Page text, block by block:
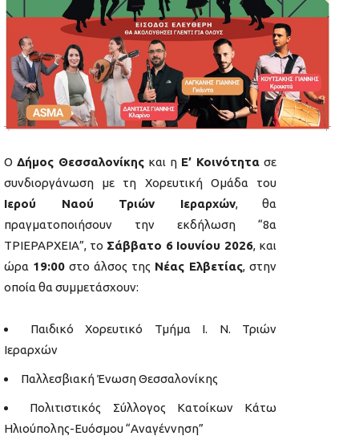
Ο Δήμος Θεσσαλονίκης και η Ε’ Κοινότητα σε
συνδιοργάνωση με τη Χορευτική Ομάδα του
Ιερού Ναού Τριών Ιεραρχών, θα
πραγματοποιήσουν την εκδήλωση “8α
ΤΡΙΕΡΑΡΧΕΙΑ”, το Σάββατο 6 Ιουνίου 2026, και
ώρα 19:00 στο άλσος της Νέας Ελβετίας, στην
οποία θα συμμετάσχουν:
Παιδικό Χορευτικό Τμήμα Ι. Ν. Τριών
Ιεραρχών
Παλλεσβιακή Ένωση Θεσσαλονίκης
Πολιτιστικός Σύλλογος Κατοίκων Κάτω
Ηλιούπολης-Ευόσμου “Αναγέννηση”